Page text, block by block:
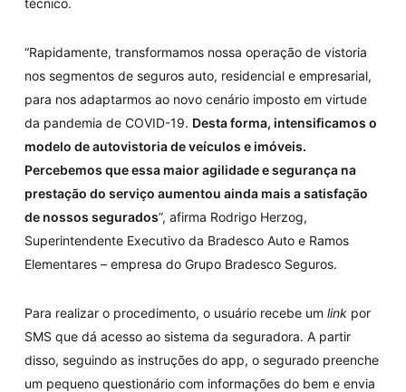
“Rapidamente, transformamos nossa operação de vistoria
nos segmentos de seguros auto, residencial e empresarial,
para nos adaptarmos ao novo cenário imposto em virtude
da pandemia de COVID-19. Desta forma, intensificamos o
modelo de autovistoria de veículos e imóveis.
Percebemos que essa maior agilidade e segurança na
prestação do serviço aumentou ainda mais a satisfação
de nossos segurados”, afirma Rodrigo Herzog,
Superintendente Executivo da Bradesco Auto e Ramos
Elementares – empresa do Grupo Bradesco Seguros.
Para realizar o procedimento, o usuário recebe um linkpor
SMS que dá acesso ao sistema da seguradora. A partir
disso, seguindo as instruções do app, o segurado preenche
um pequeno questionário com informações do bem e envia